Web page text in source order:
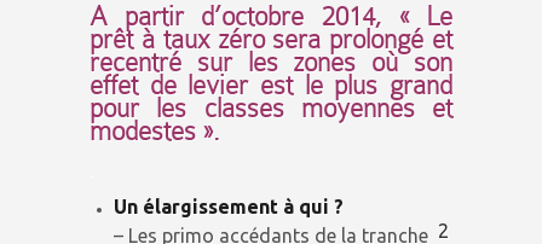
A partir d’octobre 2014, « Le
prêt à taux zéro sera prolongé et
recentré sur les zones où son
effet de levier est le plus grand
pour les classes moyennes et
modestes ».
Un élargissement à qui ?
– Les primo accédants de la tranche 2